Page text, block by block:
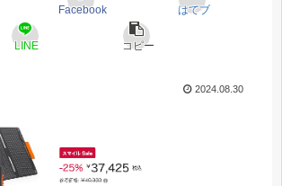
Facebook はてブ
LINE コピー
2024.08.30